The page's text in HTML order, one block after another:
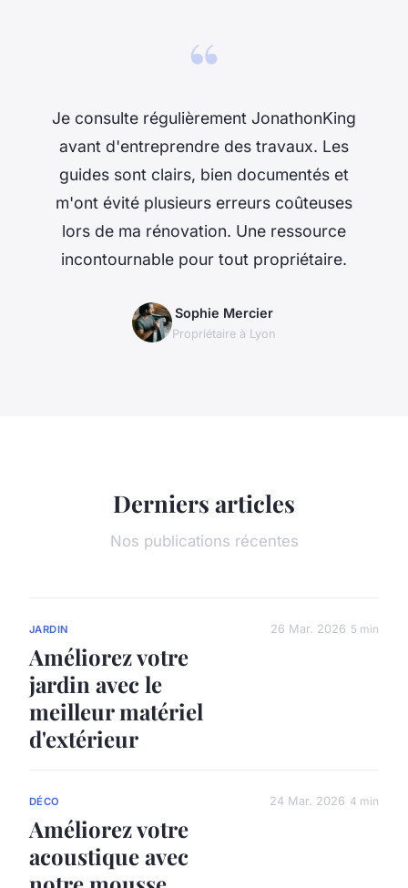
“
Je consulte régulièrement JonathonKing
avant d'entreprendre des travaux. Les
guides sont clairs, bien documentés et
m'ont évité plusieurs erreurs coûteuses
lors de ma rénovation. Une ressource
incontournable pour tout propriétaire.
Sophie Mercier
Propriétaire à Lyon
Derniers articles
Nos publications récentes
JARDIN
Améliorez votre
jardin avec le
meilleur matériel
d'extérieur
26 Mar. 2026 5 min
DÉCO
Améliorez votre
acoustique avec
24 Mar. 2026 4 min